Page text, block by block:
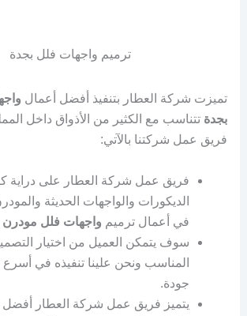
ترميم واجهات فلل بجدة
تميزت شركة العطار بتنفيذ أفضل أعمال
بجدة تتناسب مع الكثير من الأذواق داخل
فريق عمل شركتنا بالآتي:
فريق عمل شركة العطار على دراية
الديكورات والواجهات الحديثة
في أعمال ترميم واجهات فلل مودرن
سوف يتمكن العميل من اختيار
المناسب ونحن علينا تنفيذه في
جودة.
يتميز فريق عمل شركة العطار